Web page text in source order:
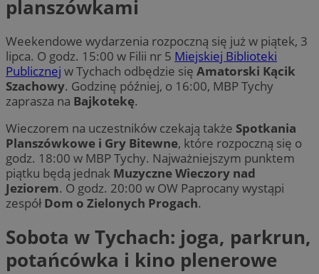
planszówkami
Weekendowe wydarzenia rozpoczną się już w piątek, 3
lipca. O godz. 15:00 w Filii nr 5 Miejskiej Biblioteki
Publicznej w Tychach odbędzie się Amatorski Kącik
Szachowy. Godzinę później, o 16:00, MBP Tychy
zaprasza na Bajkotekę.
Wieczorem na uczestników czekają także Spotkania
Planszówkowe i Gry Bitewne, które rozpoczną się o
godz. 18:00 w MBP Tychy. Najważniejszym punktem
piątku będą jednak Muzyczne Wieczory nad
Jeziorem. O godz. 20:00 w OW Paprocany wystąpi
zespółDom o Zielonych Progach.
Sobota w Tychach: joga, parkrun,
potańcówka i kino plenerowe